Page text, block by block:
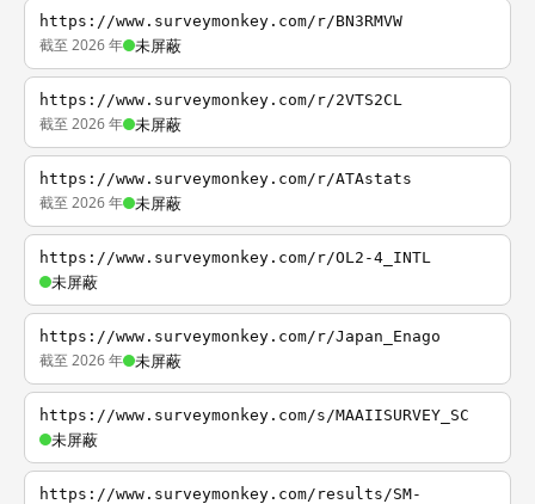
https://www.surveymonkey.com/r/BN3RMVW
截至 2026 年 未屏蔽
https://www.surveymonkey.com/r/2VTS2CL
截至 2026 年 未屏蔽
https://www.surveymonkey.com/r/ATAstats
截至 2026 年 未屏蔽
https://www.surveymonkey.com/r/OL2-4_INTL
未屏蔽
https://www.surveymonkey.com/r/Japan_Enago
截至 2026 年 未屏蔽
https://www.surveymonkey.com/s/MAAIISURVEY_SC
未屏蔽
https://www.surveymonkey.com/results/SM-